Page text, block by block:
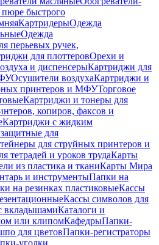
быстрого
КартридерыОдежда
Одежда
перьевых ручек,
для плоттеровОрехи и
и диспенсерыКартриджи для
Осушители воздухаКартриджи и
принтеров и МФУТорговое
Картриджи и тонеры для
копиров, факсов и
Картриджи с жидким
для
для струйных принтеров и
тетрадей и уроков трудаКарты
из пластика и тканиКарты Мира
и инструментыПапки на
на резинках пластиковыеКассы
Кассы символов для
вкладышамиКаталоги и
или клипомКафедрыПапки-
для цветовПапки-регистраторы
уголки